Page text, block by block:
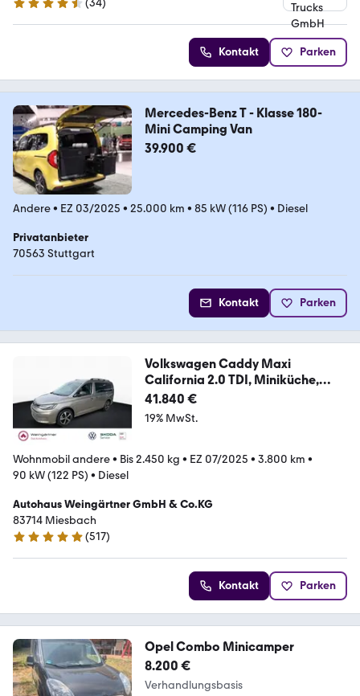
4.7 Sterne (34)
Kontakt Parken
Mercedes-Benz T - Klasse 180-
Mini Camping Van
39.900 €
Andere• EZ 03/2025 • 25.000 km • 85 kW (116 PS) • Diesel
Privatanbieter
70563 Stuttgart
Kontakt Parken
Volkswagen Caddy Maxi
California 2.0 TDI, Miniküche,
ACC, S
41.840 €
19% MwSt.
Wohnmobil andere• Bis 2.450 kg • EZ 07/2025 • 3.800 km •
90 kW (122 PS) • Diesel
Autohaus Weingärtner GmbH & Co.KG
83714 Miesbach
4.9 Sterne
(517)
Kontakt Parken
Opel Combo Minicamper
8.200 €
Verhandlungsbasis